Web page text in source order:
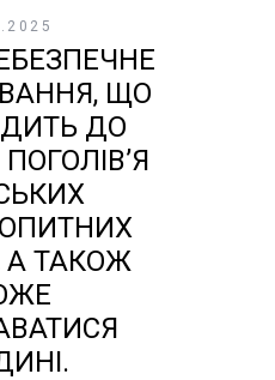
ЩО
ДО
А ТАКОЖ